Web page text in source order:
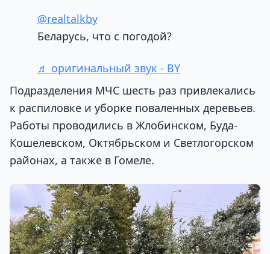
@realtalkby
Беларусь, что с погодой?
♬ оригинальный звук - BY
Подразделения МЧС шесть раз привлекались
к распиловке и уборке поваленных деревьев.
Работы проводились в Жлобинском, Буда-
Кошелевском, Октябрьском и Светлогорском
районах, а также в Гомеле.